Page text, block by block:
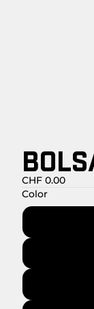
CHF 0.00
Color